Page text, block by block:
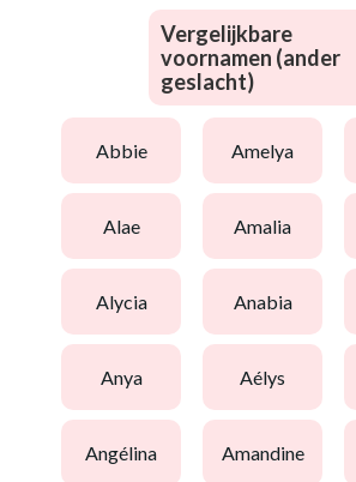
Vergelijkbare
voornamen (ander
geslacht)
abbie amelya
alae amalia
alycia anabia
anya aélys
angélina amandine